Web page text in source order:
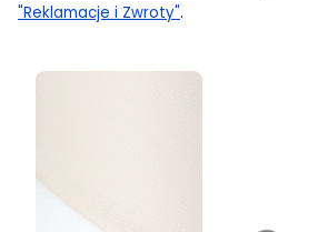
"Reklamacje i Zwroty".